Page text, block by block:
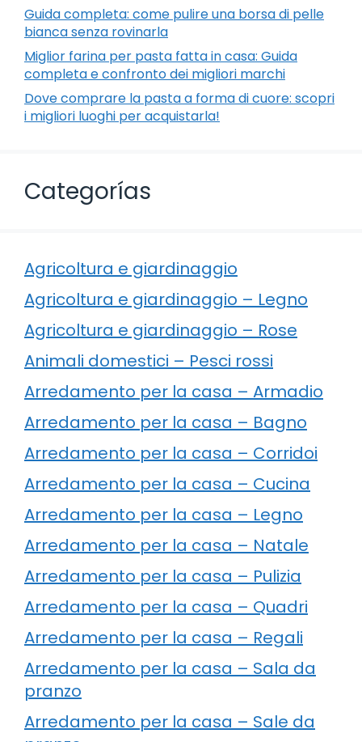
Guida completa: come pulire una borsa di pelle
bianca senza rovinarla
Miglior farina per pasta fatta in casa: Guida
completa e confronto dei migliori marchi
Dove comprare la pasta a forma di cuore: scopri
i migliori luoghi per acquistarla!
Categorías
Agricoltura e giardinaggio
Agricoltura e giardinaggio – Legno
Agricoltura e giardinaggio – Rose
Animali domestici – Pesci rossi
Arredamento per la casa – Armadio
Arredamento per la casa – Bagno
Arredamento per la casa – Corridoi
Arredamento per la casa – Cucina
Arredamento per la casa – Legno
Arredamento per la casa – Natale
Arredamento per la casa – Pulizia
Arredamento per la casa – Quadri
Arredamento per la casa – Regali
Arredamento per la casa – Sala da
pranzo
Arredamento per la casa – Sale da